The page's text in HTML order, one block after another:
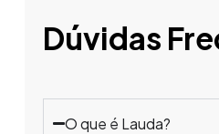
Dúvidas
O que é Lauda?